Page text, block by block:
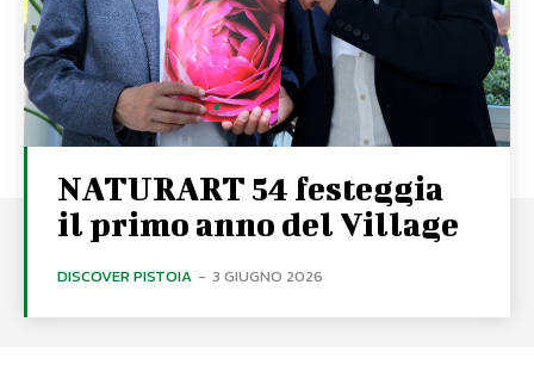
NATURART 54 festeggia
il primo anno del Village
DISCOVER PISTOIA - 3 GIUGNO 2026